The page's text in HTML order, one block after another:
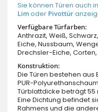
Sie können Türen auch
Limoder Pivottür
Verfügbare Türfarben:
Anthrazit, Weiß,
Eiche, Nussbaum,
Drechsler-Eiche,
Konstruktion:
Die Türen bestehen aus
PUR-
Türblattdicke beträgt
Eine Dichtung befindet
Rahmens und die